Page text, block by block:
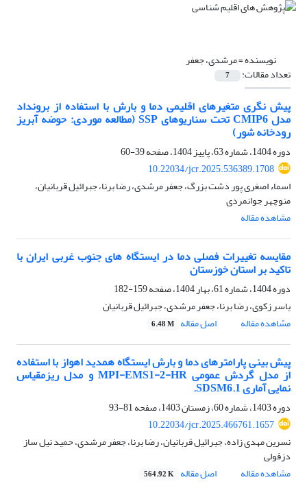
نویسنده =مرشدی، جعفر
تعداد مقالات: 7
پیش نگری متغیرهای اقلیمی دما و بارش با استفاده از برونداد
مدل CMIP6 تحت سناریوهای SSP (مطالعه موردی: حوضه آبریز
رودخانه شور)
دوره 1404، شماره 63، پاییز 1404، صفحه
39-60
10.22034/jcr.2025.536389.1708
اسماء اصغری پور دشت بزرگ، جعفر مرشدی، رضا برنا، جبرائیل قربانیان،
منوچهر جوانمردی
مشاهده مقاله
مقایسه تغییرات فصلی دما در ایستگاه های جنوب غربی ایران با
تاکید بر استان خوزستان
دوره 1404، شماره 61، بهار 1404، صفحه
159-182
یاسر زکوی، رضا برنا، جعفر مرشدی، جبرائیل قربانیان
مشاهده مقاله
اصل مقاله 6.48 M
پیش بینی پارامترهای دما و بارش ایستگاه همدید اهواز با استفاده
از مدل گردش عمومی MPI-EMS1-2-HR و مدل ریزمقیاس
نمایی آماری SDSM6.1.
دوره 1403، شماره 60، زمستان 1403، صفحه
81-93
10.22034/jcr.2025.466761.1657
نسرین مهدی زاده، جبرائیل قربانیان، رضا برنا، جعفر مرشدی، حمید نیل ساز
دزفولی
مشاهده مقاله
اصل مقاله 564.92 K